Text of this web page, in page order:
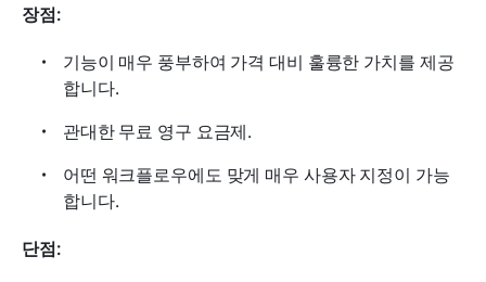
장점:
기능이 매우 풍부하여 가격 대비 훌륭한 가치를 제공
합니다.
관대한 무료 영구 요금제.
어떤 워크플로우에도 맞게 매우 사용자 지정이 가능
합니다.
단점: